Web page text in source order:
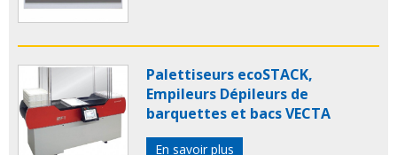
Palettiseurs ecoSTACK,
Empileurs Dépileurs de
barquettes et bacs VECTA
En savoir plus